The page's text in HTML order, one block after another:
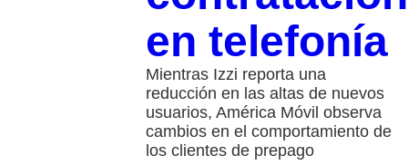
en telefonía
Mientras Izzi reporta una
reducción en las altas de nuevos
usuarios, América Móvil observa
cambios en el comportamiento de
los clientes de prepago